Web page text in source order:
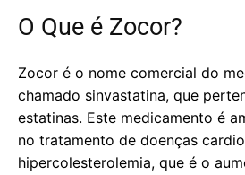
O Que é Zocor?
Zocor é o nome comercial do
chamado sinvastatina, que
estatinas. Este medicamento é
no tratamento de doenças
hipercolesterolemia, que é o